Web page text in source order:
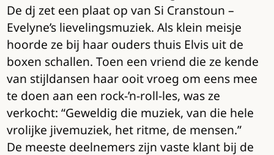
De dj zet een plaat op van Si Cranstoun –
Evelyne’s lievelingsmuziek. Als klein meisje
hoorde ze bij haar ouders thuis Elvis uit de
boxen schallen. Toen een vriend die ze kende
van stijldansen haar ooit vroeg om eens mee
te doen aan een rock-’n-roll-les, was ze
verkocht: “Geweldig die muziek, van die hele
vrolijke jivemuziek, het ritme, de mensen.”
De meeste deelnemers zijn vaste klant bij de